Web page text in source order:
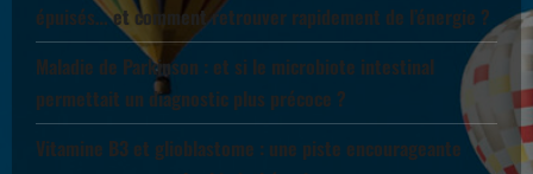
épuisés… et comment retrouver rapidement de l’énergie ?
Maladie de Parkinson : et si le microbiote intestinal
permettait un diagnostic plus précoce ?
Vitamine B3 et glioblastome : une piste encourageante